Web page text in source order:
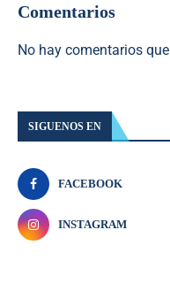
Comentarios
No hay comentarios
SIGUENOS EN
FACEBOOK
INSTAGRAM